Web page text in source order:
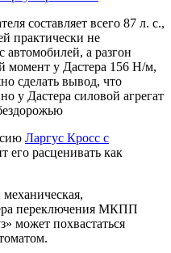
составляет всего 87 л. с.,
практически не
автомобилей, а разгон
момент у Дастера 156 Н/м,
сделать вывод, что
у Дастера силовой агрегат
Ларгус Кросс с
его расценивать как
переключения МКПП
может похвастаться